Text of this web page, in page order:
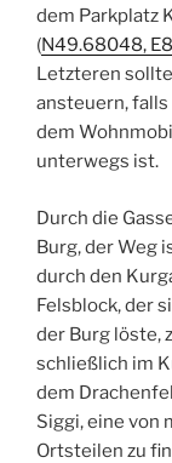
dem Parkplatz
(N49.68048,
Letzteren
ansteuern,
dem
unterwegs ist.
Durch die
Burg, der Weg
durch den
Felsblock, der
der Burg löste,
schließlich im
dem
Siggi, eine von
Ortsteilen zu